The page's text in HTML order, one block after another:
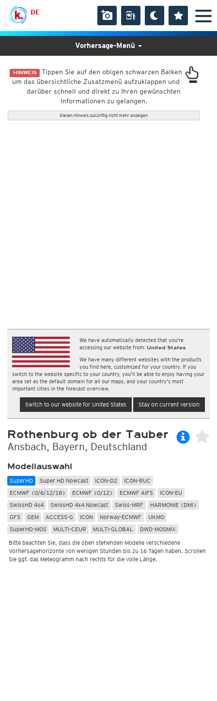
DE
HINWEIS Tippen Sie auf den obigen schwarzen Balken
um das übersichtliche Zusatzmenü aufzuklappen und
darüber schnell und direkt zu Ihren gewünschten
Informationen zu gelangen.
Diesen Hinweis zukünftig nicht mehr anzeigen
We have automatically detected that you're
accessing our website from: United States
We have many different websites with the products
you find here, customized for your country. If you
switch to the website specific to your country, you'll be able to enjoy having your
area set as the default domain for all our maps, and your country's most
important cities in the forecast overview.
Switch to our website for United States Stay on current version
Vorhersage-Menü
Rothenburg ob der Tauber
Ansbach, Bayern, Deutschland
Modellauswahl
SuperHD Super HD Nowcast ICON-D2
ICON-RUC
ECMWF (0/6/12/18)
ECMWF (0/12) ECMWF AIFS
ICON-EU
SwissHD 4x4
SwissHD 4x4 Nowcast Swiss-MRF
HARMONIE (DMI)
GFS
GEM ACCESS-G ICON Norway-ECMWF
UKMO
SuperHD-MOS
MULTI-CEUR MULTI-GLOBAL DWD-MOSMIX
Bitte beachten Sie, dass die oben stehenden Modelle verschiedene
Vorhersagehorizonte von wenigen Stunden bis zu 16 Tagen haben. Scrollen
Sie ggf. das Meteogramm nach rechts für die volle Länge.